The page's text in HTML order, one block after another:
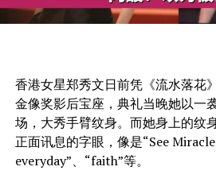
香港女星郑秀文日前凭《流水落花
金像奖影后宝座，典礼当晚她以一
场，大秀手臂纹身。而她身上的纹
正面讯息的字眼，像是“See
everyday”、“faith”等。